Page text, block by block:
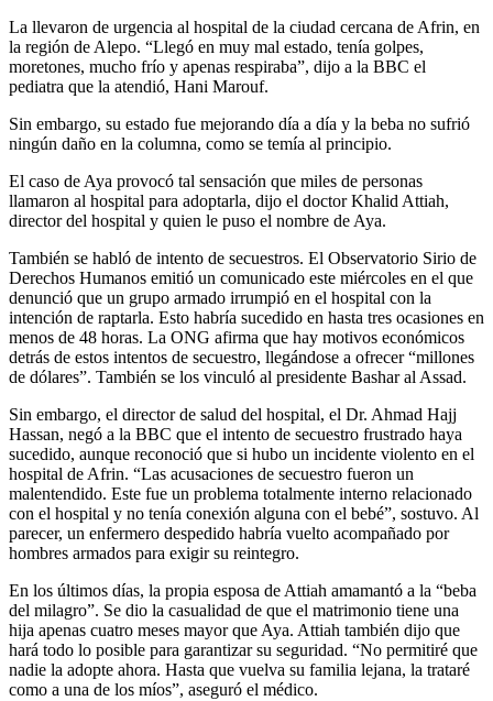
La llevaron de urgencia al hospital de la ciudad cercana de Afrin, en
la región de Alepo. “Llegó en muy mal estado, tenía golpes,
moretones, mucho frío y apenas respiraba”, dijo a la BBC el
pediatra que la atendió, Hani Marouf.
Sin embargo, su estado fue mejorando día a día y la beba no sufrió
ningún daño en la columna, como se temía al principio.
El caso de Aya provocó tal sensación que miles de personas
llamaron al hospital para adoptarla, dijo el doctor Khalid Attiah,
director del hospital y quien le puso el nombre de Aya.
También se habló de intento de secuestros. El Observatorio Sirio de
Derechos Humanos emitió un comunicado este miércoles en el que
denunció que un grupo armado irrumpió en el hospital con la
intención de raptarla. Esto habría sucedido en hasta tres ocasiones en
menos de 48 horas. La ONG afirma que hay motivos económicos
detrás de estos intentos de secuestro, llegándose a ofrecer “millones
de dólares”. También se los vinculó al presidente Bashar al Assad.
Sin embargo, el director de salud del hospital, el Dr. Ahmad Hajj
Hassan, negó a la BBC que el intento de secuestro frustrado haya
sucedido, aunque reconoció que si hubo un incidente violento en el
hospital de Afrin. “Las acusaciones de secuestro fueron un
malentendido. Este fue un problema totalmente interno relacionado
con el hospital y no tenía conexión alguna con el bebé”, sostuvo. Al
parecer, un enfermero despedido habría vuelto acompañado por
hombres armados para exigir su reintegro.
En los últimos días, la propia esposa de Attiah amamantó a la “beba
del milagro”. Se dio la casualidad de que el matrimonio tiene una
hija apenas cuatro meses mayor que Aya. Attiah también dijo que
hará todo lo posible para garantizar su seguridad. “No permitiré que
nadie la adopte ahora. Hasta que vuelva su familia lejana, la trataré
como a una de los míos”, aseguró el médico.